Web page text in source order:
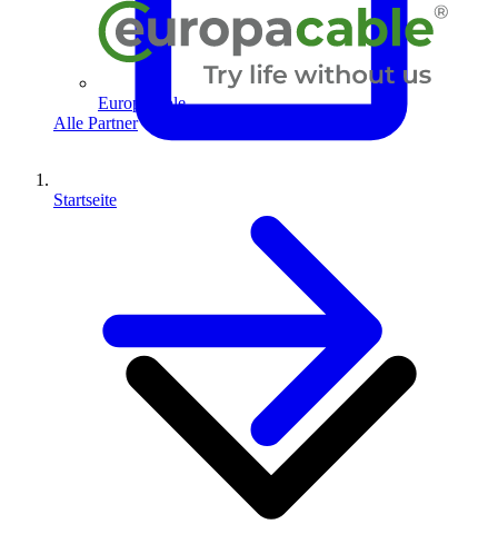
Europacable
Alle Partner
Startseite